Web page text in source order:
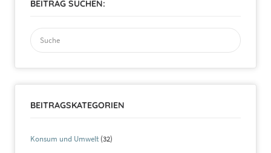
BEITRAG SUCHEN:
Suchen
nach:
BEITRAGSKATEGORIEN
Konsum und Umwelt (32)